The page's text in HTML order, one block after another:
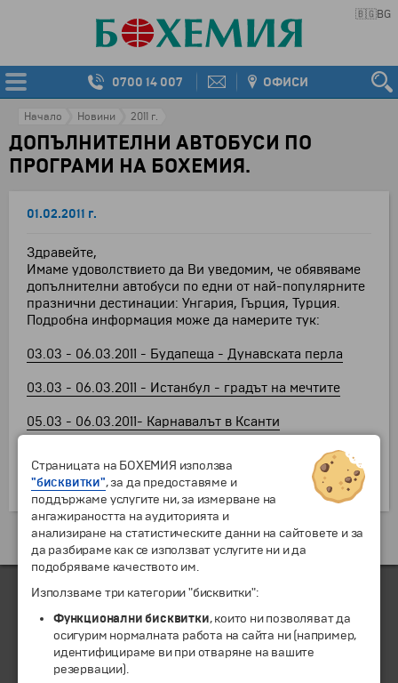
🇧🇬BG
0700 14 007 ОФИСИ
Начало Новини 2011 г.
ДОПЪЛНИТЕЛНИ АВТОБУСИ ПО
ПРОГРАМИ НА БОХЕМИЯ.
01.02.2011 г.
Здравейте,
Имаме удоволствието да Ви уведомим, че обявяваме
допълнителни автобуси по едни от най-популярните
празнични дестинации: Унгария, Гърция, Турция.
Подробна информация може да намерите тук:
03.03 - 06.03.2011 - Будапеща - Дунавската перла
03.03 - 06.03.2011 - Истанбул - градът на мечтите
05.03 - 06.03.2011- Карнавалът в Ксанти
ЧЛЕН НА
Страницата на БОХЕМИЯ използва
"бисквитки", за да предоставяме и
поддържаме услугите ни, за измерване на
ангажираността на аудиторията и
анализиране на статистическите данни на сайтовете и за
да разбираме как се използват услугите ни и да
подобряваме качеството им.
Използваме три категории "бисквитки":
Функционални бисквитки, които ни позволяват да
осигурим нормалната работа на сайта ни (например,
идентифицираме ви при отваряне на вашите
резервации).